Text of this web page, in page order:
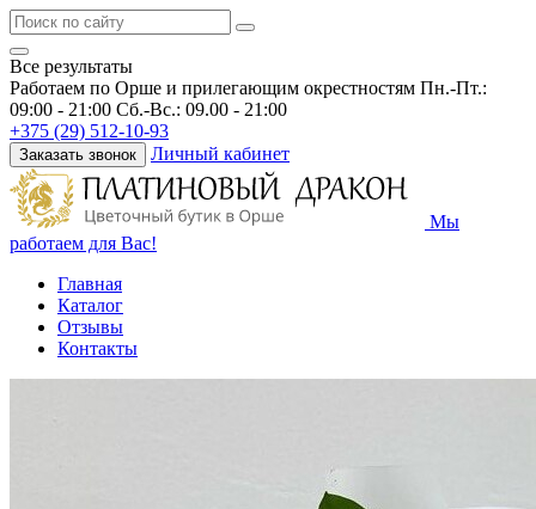
Все результаты
Работаем по Орше и прилегающим окрестностям Пн.-Пт.:
09:00 - 21:00 Сб.-Вс.: 09.00 - 21:00
+375 (29) 512-10-93
Заказать звонок Личный кабинет
Мы
работаем для Вас!
Главная
Каталог
Отзывы
Контакты